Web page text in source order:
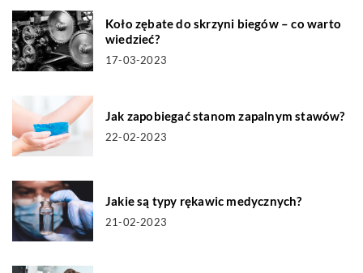
Koło zębate do skrzyni biegów – co warto
wiedzieć?
17-03-2023
Jak zapobiegać stanom zapalnym stawów?
22-02-2023
Jakie są typy rękawic medycznych?
21-02-2023